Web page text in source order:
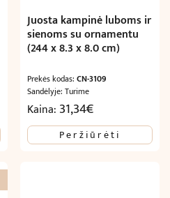
Juosta kampinė luboms ir
sienoms su ornamentu
(244 x 8.3 x 8.0 cm)
Prekės kodas:CN-3109
Sandėlyje: Turime
Kaina: 31,34€
Peržiūrėti